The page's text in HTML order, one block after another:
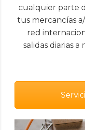
cualquier parte
tus mercancías
red
salidas diarias a